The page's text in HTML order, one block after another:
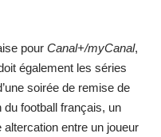
pour Canal+/myCanal,
également les séries
soirée de remise de
du football français, un
altercation entre un joueur